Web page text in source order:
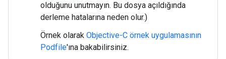
olduğunu unutmayın. Bu dosya açıldığında
derleme hatalarına neden olur.)
Örnek olarak Objective-C örnek uygulamasının
Podfile'ına bakabilirsiniz.